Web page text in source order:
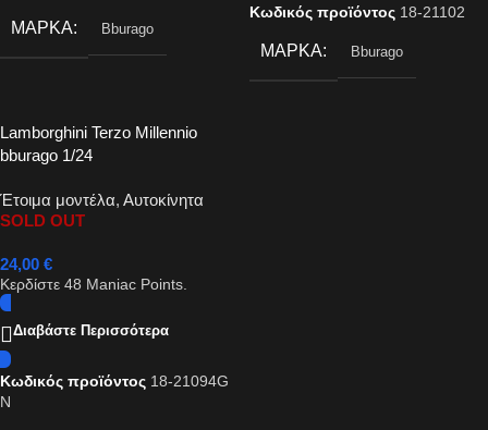
ΜΆΡΚΑ Bburago
Κωδικός προϊόντος 18-21102
ΜΆΡΚΑ Bburago
Lamborghini Terzo Millennio
bburago 1/24
Έτοιμα μοντέλα, Αυτοκίνητα
SOLD OUT
24,00 €
Κερδίστε 48 Maniac Points.
Διαβάστε Περισσότερα
Κωδικός προϊόντος 18-21094G
N